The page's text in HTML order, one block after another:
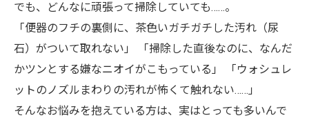
でも、どんなに頑張って掃除していても……。
「便器のフチの裏側に、茶色いガチガチした汚れ（尿
石）がついて取れない」 「掃除した直後なのに、なんだ
かツンとする嫌なニオイがこもっている」 「ウォシュレ
ットのノズルまわりの汚れが怖くて触れない……」
そんなお悩みを抱えている方は、実はとっても多いんで